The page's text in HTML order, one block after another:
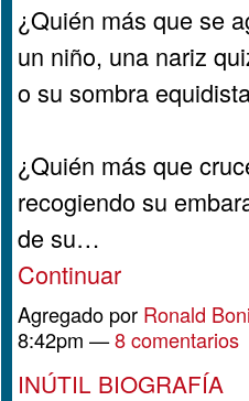
¿Quién más que se
un niño, una nariz
o su sombra
¿Quién más que
recogiendo su
de su…
Continuar
Agregado por Ronald
8:42pm —8 comentarios
INÚTIL BIOGRAFÍA